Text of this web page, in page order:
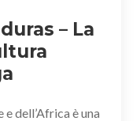
– La
dell’Africa è una